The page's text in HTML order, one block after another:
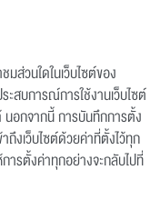
ส่วนใดในเว็บไซต์ของ
สบการณ์การใช้งานเว็บไซต์
นอกจากนี้ การบันทึกการตั้ง
ถึงเว็บไซต์ด้วยค่าที่ตั้งไว้ทุก
ารตั้งค่าทุกอย่างจะกลับไปที่